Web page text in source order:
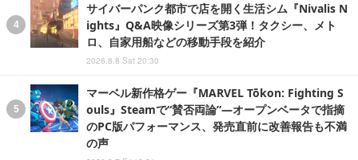
サイバーパンク都市で店を開く生活シム『Nivalis N
ights』Q&A映像シリーズ第3弾！タクシー、メト
ロ、自家用船などの移動手段を紹介
2026.8.8 Sat 20:30
マーベル新作格ゲー『MARVEL Tōkon: Fighting S
ouls』Steamで“賛否両論”―オープンベータで指摘
のPC版パフォーマンス、発売直前に改善報告も不満
の声